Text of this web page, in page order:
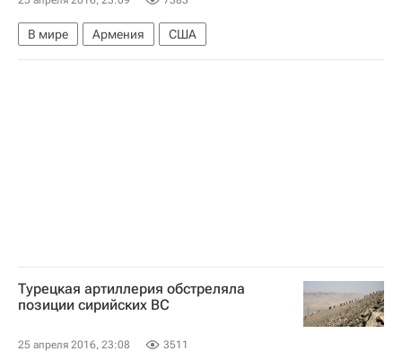
В мире Армения США
Турецкая артиллерия обстреляла
позиции сирийских ВС
25 апреля 2016, 23:08 3511